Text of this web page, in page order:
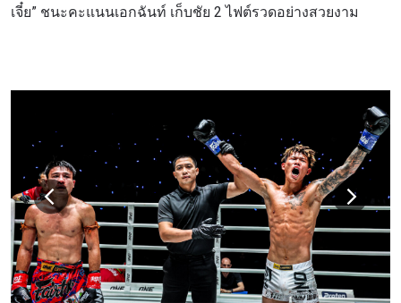
เจี๋ย” ชนะคะแนนเอกฉันท์ เก็บชัย 2 ไฟต์รวดอย่างสวยงาม